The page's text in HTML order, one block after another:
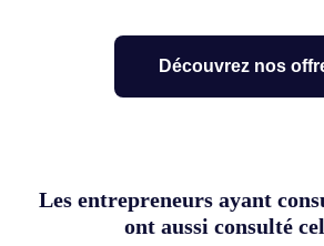
Découvrez nos
Les entrepreneurs ayant
ont aussi consulté